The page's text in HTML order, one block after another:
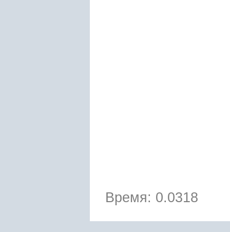
Время: 0.0318